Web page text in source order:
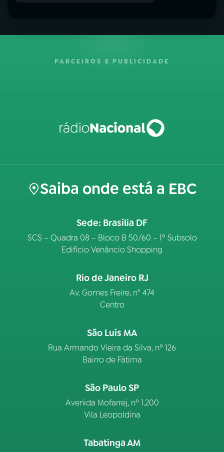
PARCEIROS E PUBLICIDADE
Saiba onde está a EBC
Sede: Brasília DF
SCS – Quadra 08 – Bloco B 50/60 – 1º Subsolo
Edifício Venâncio Shopping
Rio de Janeiro RJ
Av. Gomes Freire, n° 474
Centro
São Luís MA
Rua Armando Vieira da Silva, nº 126
Bairro de Fátima
São Paulo SP
Avenida Mofarrej, nº 1.200
Vila Leopoldina
Tabatinga AM